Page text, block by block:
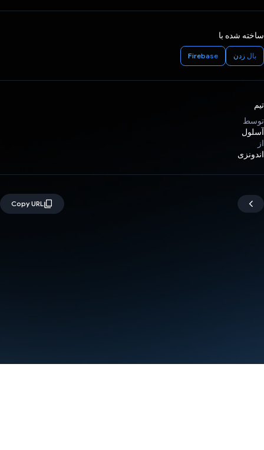
ساخته شده با
بال زدن Firebase
تیم
توسط
آسلول
از
اندونزی